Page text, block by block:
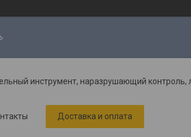
инструмент, наразрушающий контроль,
Доставка и оплата